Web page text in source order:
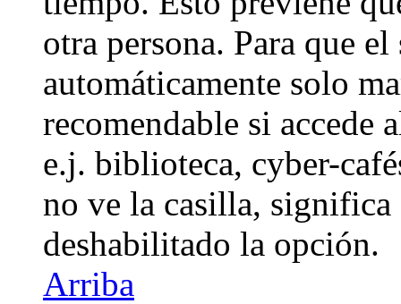
otra persona. Para que
automáticamente solo
recomendable si accede
e.j. biblioteca, cyber-
no ve la casilla,
deshabilitado la opción.
Arriba